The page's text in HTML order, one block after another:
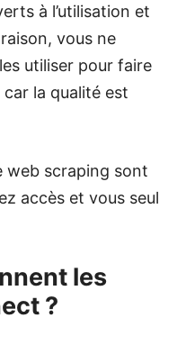
à l’utilisation et
vous ne
utiliser pour faire
la qualité est
web scraping sont
accès et vous seul
les
?